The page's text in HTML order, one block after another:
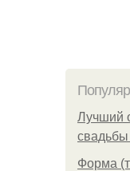
Лучший
свадьбы
Форма